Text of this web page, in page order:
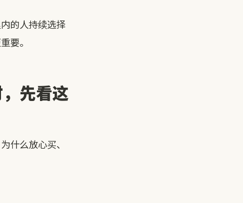
的人持续选择
要。
先看这
什么放心买、